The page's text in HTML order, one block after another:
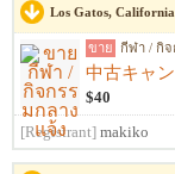
Los Gatos, California
ขาย กีฬา / กิจ
中古キャ
$40
[Registrant] makiko